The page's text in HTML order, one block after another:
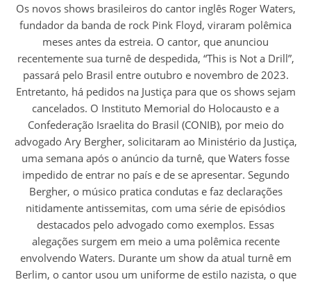
Os novos shows brasileiros do cantor inglês Roger Waters,
fundador da banda de rock Pink Floyd, viraram polêmica
meses antes da estreia. O cantor, que anunciou
recentemente sua turnê de despedida, “This is Not a Drill”,
passará pelo Brasil entre outubro e novembro de 2023.
Entretanto, há pedidos na Justiça para que os shows sejam
cancelados. O Instituto Memorial do Holocausto e a
Confederação Israelita do Brasil (CONIB), por meio do
advogado Ary Bergher, solicitaram ao Ministério da Justiça,
uma semana após o anúncio da turnê, que Waters fosse
impedido de entrar no país e de se apresentar. Segundo
Bergher, o músico pratica condutas e faz declarações
nitidamente antissemitas, com uma série de episódios
destacados pelo advogado como exemplos. Essas
alegações surgem em meio a uma polêmica recente
envolvendo Waters. Durante um show da atual turnê em
Berlim, o cantor usou um uniforme de estilo nazista, o que